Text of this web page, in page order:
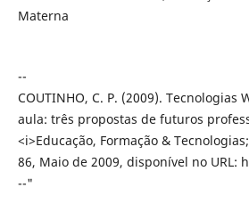
Materna
--
COUTINHO, C. P. (2009). Tecnologias
aula: três propostas de futuros
<i>Educação, Formação &
86, Maio de 2009, disponível no
--"